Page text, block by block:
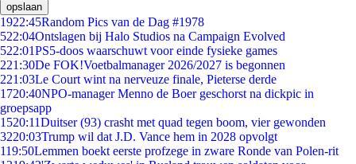
opslaan
1922:45Random Pics van de Dag #1978
522:04Ontslagen bij Halo Studios na Campaign Evolved
522:01PS5-doos waarschuwt voor einde fysieke games
221:30De FOK!Voetbalmanager 2026/2027 is begonnen
221:03Le Court wint na nerveuze finale, Pieterse derde
1720:40NPO-manager Menno de Boer geschorst na dickpic in
groepsapp
1520:11Duitser (93) crasht met quad tegen boom, vier gewonden
3220:03Trump wil dat J.D. Vance hem in 2028 opvolgt
119:50Lemmen boekt eerste profzege in zware Ronde van Polen-rit